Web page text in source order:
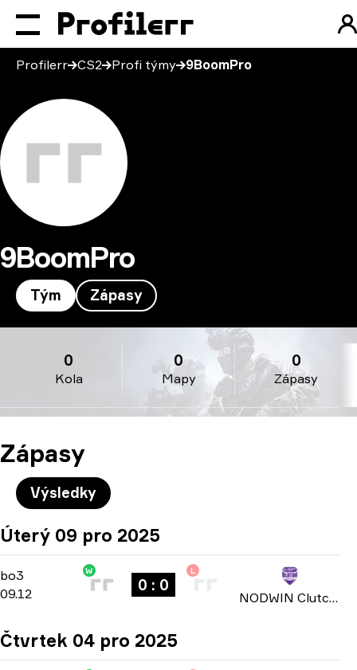
Profilerr CS2 Profi týmy 9BoomPro
9BoomPro
Tým Zápasy
Kola
0
Mapy
0
Zápasy
0
Zápasy
Výsledky
Úterý 09 pro 2025
bo3 Group Stage
bo3
09.12
W
0 : 0
L
NODWIN Clutch Series: Season 3 2025
Čtvrtek 04 pro 2025